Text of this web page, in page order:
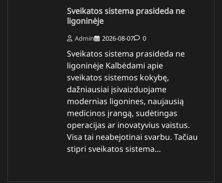
Sveikatos sistema prasideda ne
ligoninėje
Admin 2026-08-07 0
Sveikatos sistema prasideda ne
ligoninėje Kalbėdami apie
sveikatos sistemos kokybę,
dažniausiai įsivaizduojame
modernias ligonines, naujausią
medicinos įrangą, sudėtingas
operacijas ar inovatyvius vaistus.
Visa tai neabejotinai svarbu. Tačiau
stipri sveikatos sistema…